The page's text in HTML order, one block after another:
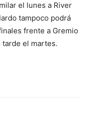
el lunes a River
tampoco podrá
frente a Gremio
el martes.